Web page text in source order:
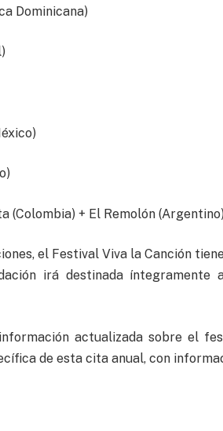
Dominicana)
+ El Remolón
el Festival Viva la Canción
irá destinada íntegramente
actualizada sobre el
de esta cita anual, con